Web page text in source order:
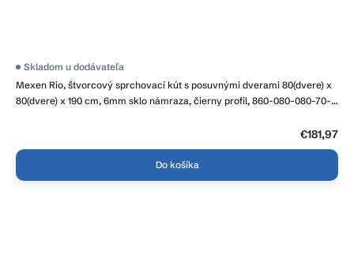
Mexen Rio, štvorcový sprchovací kút s posuvnými dverami 80(dvere) x
80(dvere) x 190 cm, 6mm sklo námraza, čierny profil, 860-080-080-70-
Skladom u dodávateľa
€181,97
Do košíka